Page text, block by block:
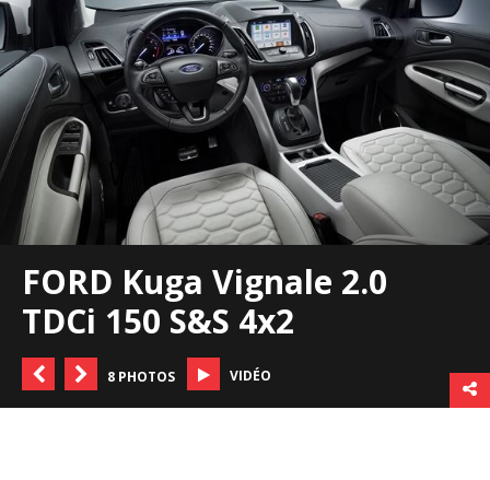
FORD Kuga Vignale 2.0
TDCi 150 S&S 4x2
8 PHOTOS VIDÉO